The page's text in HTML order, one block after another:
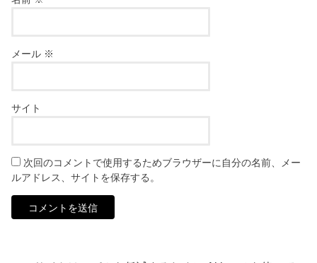
メール ※
サイト
次回のコメントで使用するためブラウザーに自分の名前、メー
ルアドレス、サイトを保存する。